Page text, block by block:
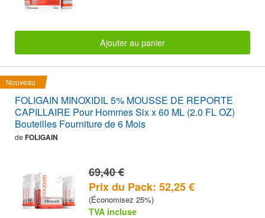
Ajouter au panier
Nouveau
FOLIGAIN MINOXIDIL 5% MOUSSE DE REPORTE
CAPILLAIRE Pour Hommes Six x 60 ML (2.0 FL OZ)
Bouteilles Fourniture de 6 Mois
de FOLIGAIN
69,40 €
Prix du Pack: 52,25 €
(Économisez 25%)
TVA incluse